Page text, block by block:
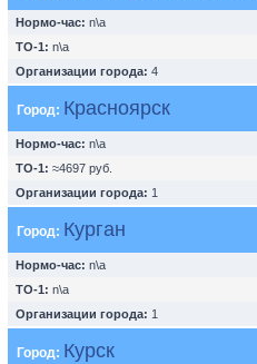
Нормо-час: n\a
ТО-1: n\a
Организации города: 4
Город: Красноярск
Нормо-час: n\a
ТО-1: ≈4697 руб.
Организации города: 1
Город: Курган
Нормо-час: n\a
ТО-1: n\a
Организации города: 1
Город: Курск